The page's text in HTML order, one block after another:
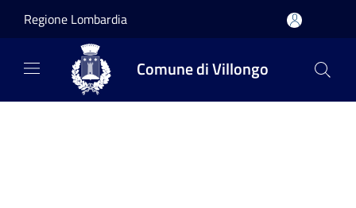
Regione Lombardia
Comune di Villongo